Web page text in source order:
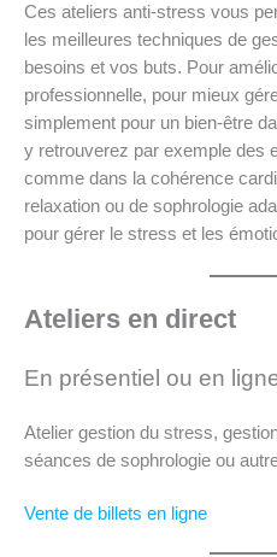
Ces ateliers anti-stress vous
les meilleures techniques de
besoins et vos buts. Pour
professionnelle, pour mieux
simplement pour un bien-être
y retrouverez par exemple des
comme dans la cohérence
relaxation ou de sophrologie
pour gérer le stress et les
Ateliers en direct
En présentiel ou en
Atelier gestion du stress,
séances de sophrologie ou
Vente de billets en ligne